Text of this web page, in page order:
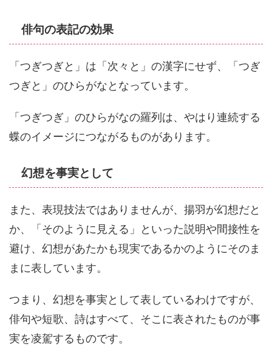
俳句の表記の効果
「つぎつぎと」は「次々と」の漢字にせず、「つぎ
つぎと」のひらがなとなっています。
「つぎつぎ」のひらがなの羅列は、やはり連続する
蝶のイメージにつながるものがあります。
幻想を事実として
また、表現技法ではありませんが、揚羽が幻想だと
か、「そのように見える」といった説明や間接性を
避け、幻想があたかも現実であるかのようにそのま
まに表しています。
つまり、幻想を事実として表しているわけですが、
俳句や短歌、詩はすべて、そこに表されたものが事
実を凌駕するものです。